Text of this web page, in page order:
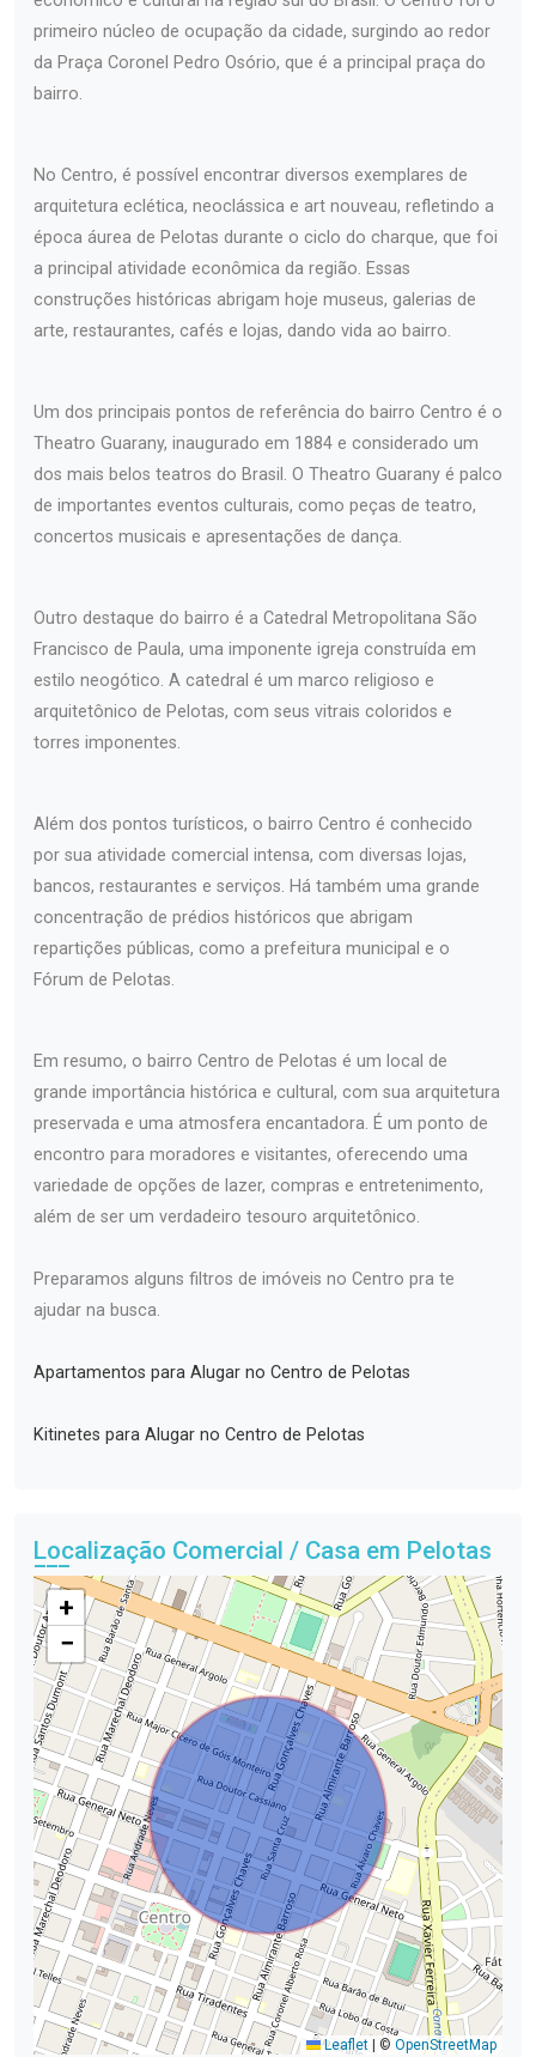
primeiro núcleo de ocupação da cidade, surgindo ao redor
da Praça Coronel Pedro Osório, que é a principal praça do
bairro.
No Centro, é possível encontrar diversos exemplares de
arquitetura eclética, neoclássica e art nouveau, refletindo a
época áurea de Pelotas durante o ciclo do charque, que foi
a principal atividade econômica da região. Essas
construções históricas abrigam hoje museus, galerias de
arte, restaurantes, cafés e lojas, dando vida ao bairro.
Um dos principais pontos de referência do bairro Centro é o
Theatro Guarany, inaugurado em 1884 e considerado um
dos mais belos teatros do Brasil. O Theatro Guarany é palco
de importantes eventos culturais, como peças de teatro,
concertos musicais e apresentações de dança.
Outro destaque do bairro é a Catedral Metropolitana São
Francisco de Paula, uma imponente igreja construída em
estilo neogótico. A catedral é um marco religioso e
arquitetônico de Pelotas, com seus vitrais coloridos e
torres imponentes.
Além dos pontos turísticos, o bairro Centro é conhecido
por sua atividade comercial intensa, com diversas lojas,
bancos, restaurantes e serviços. Há também uma grande
concentração de prédios históricos que abrigam
repartições públicas, como a prefeitura municipal e o
Fórum de Pelotas.
Em resumo, o bairro Centro de Pelotas é um local de
grande importância histórica e cultural, com sua arquitetura
preservada e uma atmosfera encantadora. É um ponto de
encontro para moradores e visitantes, oferecendo uma
variedade de opções de lazer, compras e entretenimento,
além de ser um verdadeiro tesouro arquitetônico.
Preparamos alguns filtros de imóveis no Centro pra te
ajudar na busca.
Apartamentos para Alugar no Centro de Pelotas
Kitinetes para Alugar no Centro de Pelotas
Localização Comercial / Casa em Pelotas
+
−
Leaflet | © OpenStreetMap